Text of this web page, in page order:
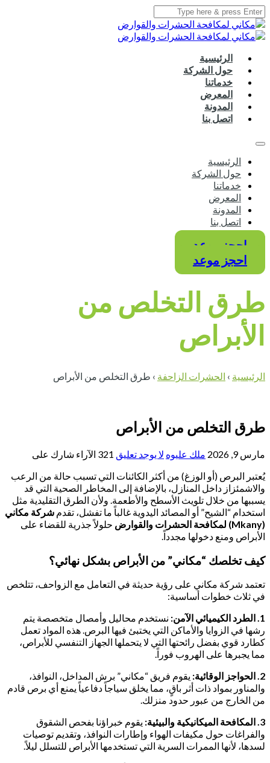
الرئيسية
حول الشركة
خدماتنا
المعرض
المدونة
اتصل بنا
الرئيسية
حول الشركة
خدماتنا
المعرض
المدونة
اتصل بنا
احجز موعد
احجز موعد
طرق التخلص من
الأبراص
الرئيسية › الحشرات الزاحفة › طرق التخلص من الأبراص
طرق التخلص من الأبراص
مارس 9, 2026 ملك عليوه لا يوجد تعليق 321 الآراء شارك على
يُعتبر البرص (أو الوزغ) من أكثر الكائنات التي تسبب حالة من الرعب
والاشمئزاز داخل المنازل، بالإضافة إلى المخاطر الصحية التي قد
يسببها من خلال تلويث الأسطح والأطعمة. ولأن الطرق التقليدية مثل
استخدام “الشيح” أو المصائد اليدوية غالباً ما تفشل، تقدم شركة مكاني
(Mkany) لمكافحة الحشرات والقوارض
حلولاً جذرية للقضاء على
الأبراص ومنع دخولها مجدداً.
كيف تخلصك “مكاني” من الأبراص بشكل نهائي؟
تعتمد شركة مكاني على رؤية حديثة في التعامل مع الزواحف، تتلخص
في ثلاث خطوات أساسية:
1. الطرد الكيميائي الآمن:
نستخدم محاليل وأمصال متخصصة يتم
رشها في الزوايا والأماكن التي يختبئ فيها البرص. هذه المواد تعمل
كطارد قوي بفضل رائحتها التي لا يتحملها الجهاز التنفسي للأبراص،
مما يجبرها على الهروب فوراً.
2. الحواجز الوقائية:
يقوم فريق “مكاني” برش المداخل، النوافذ،
والمناور بمواد ذات أثر باقٍ، مما يخلق سياجاً دفاعياً يمنع أي برص قادم
من الخارج من عبور حدود منزلك.
3. المكافحة الميكانيكية والبيئية:
يقوم خبراؤنا بفحص الشقوق
والفراغات حول مكيفات الهواء وإطارات النوافذ، وتقديم توصيات
لسدها، لأنها الممرات السرية التي تستخدمها الأبراص للتسلل ليلاً.